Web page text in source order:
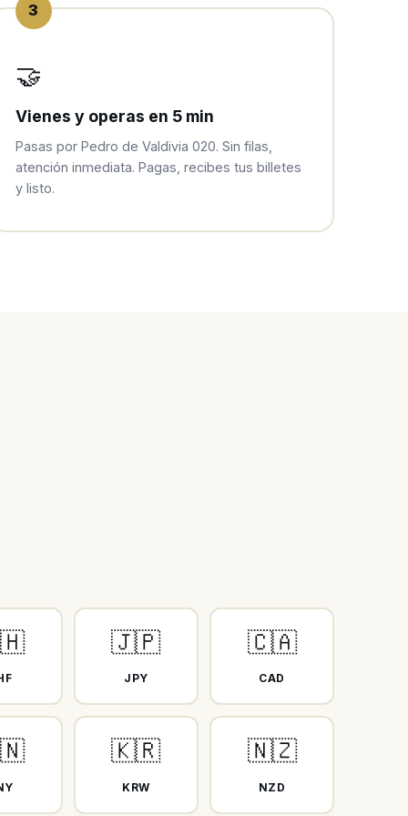
3
🤝
Vienes y operas en 5 min
Pasas por Pedro de Valdivia 020. Sin filas,
atención inmediata. Pagas, recibes tus billetes
y listo.
🇯🇵
JPY
🇨🇦
CAD
🇰🇷
KRW
🇳🇿
NZD